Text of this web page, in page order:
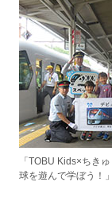
「TOBU Kids×ちき
球を遊んで学ぼう！」